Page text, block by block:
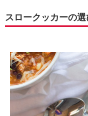
スロークッカーの